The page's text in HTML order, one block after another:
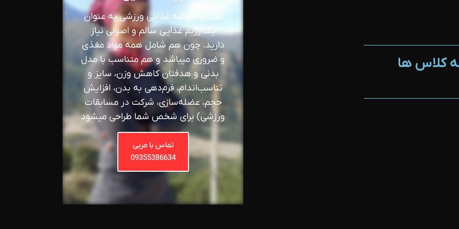
کلاس ها
شما به برنامه غذایی ورزشی به عنوان
یک رژیم غذایی سالم و اصولی نیاز
دارید. چون هم شامل همه مواد مغذی
و ضروری میباشد و هم متناسب با مدل
بدنی و هدفتان کاهش وزن، سایز و
تناسب‌اندام، فرم‌دهی به بدن، افزایش
حجم، عضله‌سازی، شرکت در مسابقات
ورزشی) برای شخص شما طراحی میشود
تماس با مربی
09355386634